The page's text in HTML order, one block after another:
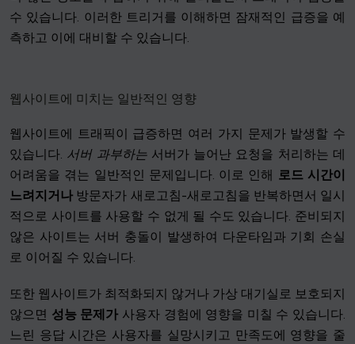
수 있습니다. 이러한 트리거를 이해하면 잠재적인 급증을 예
측하고 이에 대비할 수 있습니다.
웹사이트에 미치는 일반적인 영향
웹사이트에 트래픽이 급증하면 여러 가지 문제가 발생할 수
있습니다. 서버 과부하는서버가 늘어난 요청을 처리하는 데
어려움을 겪는 일반적인 문제입니다. 이로 인해 로드 시간이
느려지거나 방문자가 새로고침-새로고침을 반복하면서 일시
적으로 사이트를 사용할 수 없게 될 수도 있습니다. 준비되지
않은 사이트는 서버 충돌이 발생하여 다운타임과 기회 손실
로 이어질 수 있습니다.
또한 웹사이트가 최적화되지 않거나 가상 대기실로 보호되지
않으면 성능 문제가 사용자 경험에 영향을 미칠 수 있습니다.
느린 응답 시간은 사용자를 실망시키고 만족도에 영향을 줄